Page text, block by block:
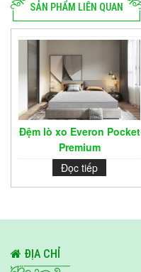
SẢN PHẨM LIÊN QUAN
Đệm lò xo Everon Pocket
Premium
Đọc tiếp
ĐỊA CHỈ